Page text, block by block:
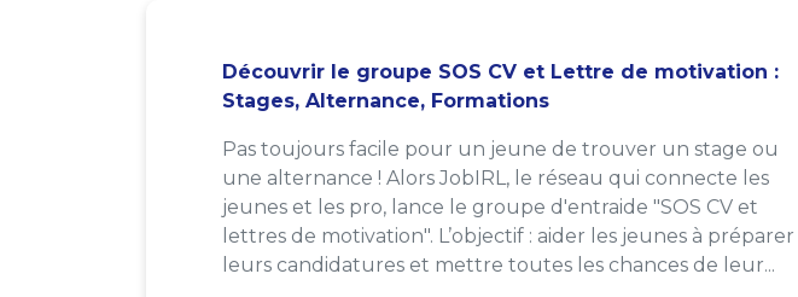
Découvrir le groupe SOS CV et Lettre de motivation :
Stages, Alternance, Formations
Pas toujours facile pour un jeune de trouver un stage ou
une alternance ! Alors JobIRL, le réseau qui connecte les
jeunes et les pro, lance le groupe d'entraide "SOS CV et
lettres de motivation". L’objectif : aider les jeunes à préparer
leurs candidatures et mettre toutes les chances de leur...